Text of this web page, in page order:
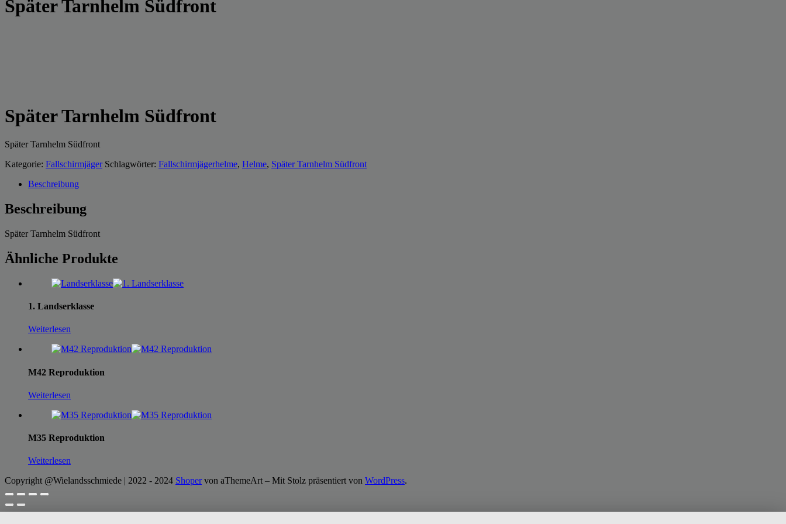
Später Tarnhelm Südfront
Später Tarnhelm Südfront
Später Tarnhelm Südfront
Kategorie: Fallschirmjäger Schlagwörter: Fallschirmjägerhelme, Helme, Später Tarnhelm Südfront
Beschreibung
Beschreibung
Später Tarnhelm Südfront
Ähnliche Produkte
1. Landserklasse
Weiterlesen
M42 Reproduktion
Weiterlesen
M35 Reproduktion
Weiterlesen
Copyright @Wielandsschmiede | 2022 - 2024 Shoper von aThemeArt – Mit Stolz präsentiert von WordPress.